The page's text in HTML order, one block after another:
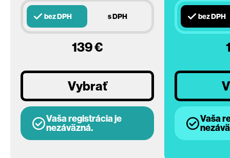
bez DPH s DPH
139 €
Vybrať
Vaša registrácia je
nezáväzná.
bez DPH
Vaša